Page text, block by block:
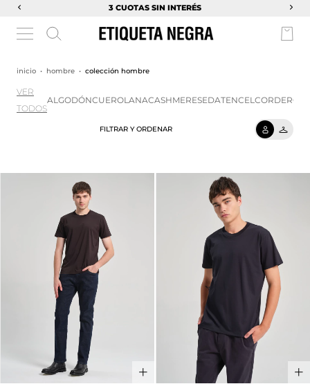
3 CUOTAS SIN INTERÉS
inicio • hombre • colección hombre
VER
TODOS
ALGODÓNCUEROLANACASHMERESEDATENCELCORDEROY
FILTRAR Y ORDENAR